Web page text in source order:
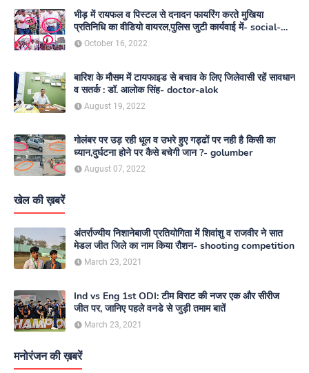
भीड़ में रायफल व पिस्टल से दनादन फायरिंग करते मुखिया
प्रतिनिधि का वीडियो वायरल,पुलिस जुटी कार्यवाई में- social-
media
October 16, 2022
बारिश के मौसम में टायफाइड से बचाव के लिए जिलेवासी रहें सावधान
व सतर्क : डॉ. आलोक सिंह- doctor-alok
August 19, 2022
गोलंबर पर उड़ रही धूल व उभरे हुए गड्ढों पर नही है किसी का
ध्यान,दुर्घटना होने पर कैसे बचेगी जान ?- golumber
August 07, 2022
खेल की ख़बरें
अंतर्राज्यीय निशानेबाजी प्रतियोगिता में शिवांशु व राजवीर ने सात
मेडल जीत जिले का नाम किया रौशन- shooting competition
March 23, 2021
Ind vs Eng 1st ODI: टीम विराट की नजर एक और सीरीज
जीत पर, जानिए पहले वनडे से जुड़ी तमाम बातें
March 23, 2021
मनोरंजन की ख़बरें